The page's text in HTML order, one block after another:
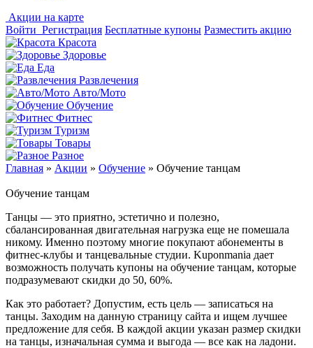
Акции на карте
Войти Регистрация Бесплатные купоны Разместить акцию
Красота
Здоровье
Еда
Развлечения
Авто/Мото
Обучение
Фитнес
Туризм
Товары
Разное
Главная » Акции » Обучение » Обучение танцам
Обучение танцам
Танцы — это приятно, эстетично и полезно,
сбалансированная двигательная нагрузка еще не помешала
никому. Именно поэтому многие покупают абонементы в
фитнес-клубы и танцевальные студии. Kuponmania дает
возможность получать купоны на обучение танцам, которые
подразумевают скидки до 50, 60%.
Как это работает? Допустим, есть цель — записаться на
танцы. Заходим на данную страницу сайта и ищем лучшее
предложение для себя. В каждой акции указан размер скидки
на танцы, изначальная сумма и выгода — все как на ладони.